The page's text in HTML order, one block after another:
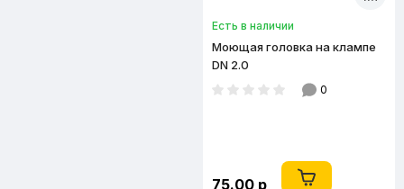
Есть в наличии
Моющая головка на клампе
DN 2.0
0
75.00 р